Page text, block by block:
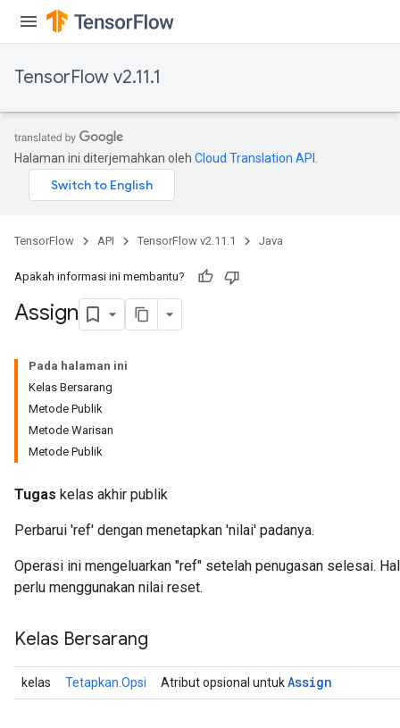
TensorFlow v2.11.1
Halaman ini diterjemahkan oleh Cloud Translation API
TensorFlow API TensorFlow v2.11.1 Java
Apakah informasi ini membantu?
Assign
Pada halaman ini
Kelas Bersarang
Metode Publik
Metode Warisan
Metode Publik
Tugas kelas akhir publik
Perbarui 'ref' dengan menetapkan 'nilai' padanya.
Operasi ini mengeluarkan "ref" setelah penugasan selesai.
perlu menggunakan nilai reset.
Kelas Bersarang
kelas Tetapkan.Opsi Atribut opsional untukAssign